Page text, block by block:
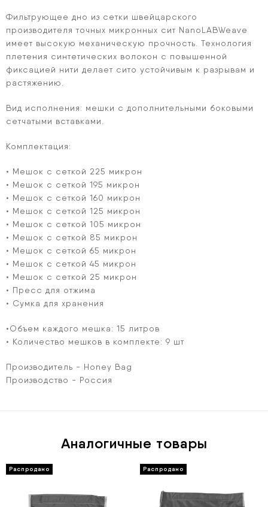
Фильтрующее дно из сетки швейцарского
производителя точных микронных сит NanoLABWeave
имеет высокую механическую прочность. Технология
плетения синтетических волокон с повышенной
фиксацией нити делает сито устойчивым к разрывам и
растяжению.
Вид исполнения: мешки с дополнительными боковыми
сетчатыми вставками.
Комплектация:
• Мешок с сеткой 225 микрон
• Мешок с сеткой 195 микрон
• Мешок с сеткой 160 микрон
• Мешок с сеткой 125 микрон
• Мешок с сеткой 105 микрон
• Мешок с сеткой 85 микрон
• Мешок с сеткой 65 микрон
• Мешок с сеткой 45 микрон
• Мешок с сеткой 25 микрон
• Пресс для отжима
• Сумка для хранения
•Объем каждого мешка: 15 литров
• Количество мешков в комплекте: 9 шт
Производитель - Honey Bag
Производство - Россия
Аналогичные товары